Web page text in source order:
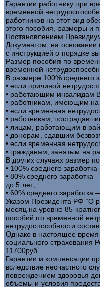
Гарантии работнику при
временной
работников на этот вид
этого пособия, размеры и
Постановлением
Документом, на основании
с инструкцией о порядке
Размер пособия по
временной
В размере 100% среднего
• если причиной
• работающим инвалидам
• работникам, имеющим на
• если временная
• работникам,
• лицам, работающим в
• донорам, сдавшим
• если временная
• гражданам, занятым на
В других случаях размер
• 100% среднего
• 80% среднего
до 5 лет;
• 60% среднего
Указом Президента РФ “О
месяц на уровне 85-
пособий по временной
нетрудоспособности
Однако в настоящее время
социального страхования
11700руб.
Гарантии и компенсации
вследствие несчастного
повреждением здоровья
объемы и условия